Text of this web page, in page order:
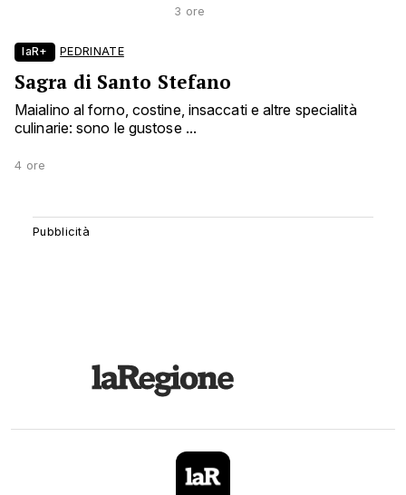
3 ore
laR+ PEDRINATE
Sagra di Santo Stefano
Maialino al forno, costine, insaccati e altre specialità
culinarie: sono le gustose ...
4 ore